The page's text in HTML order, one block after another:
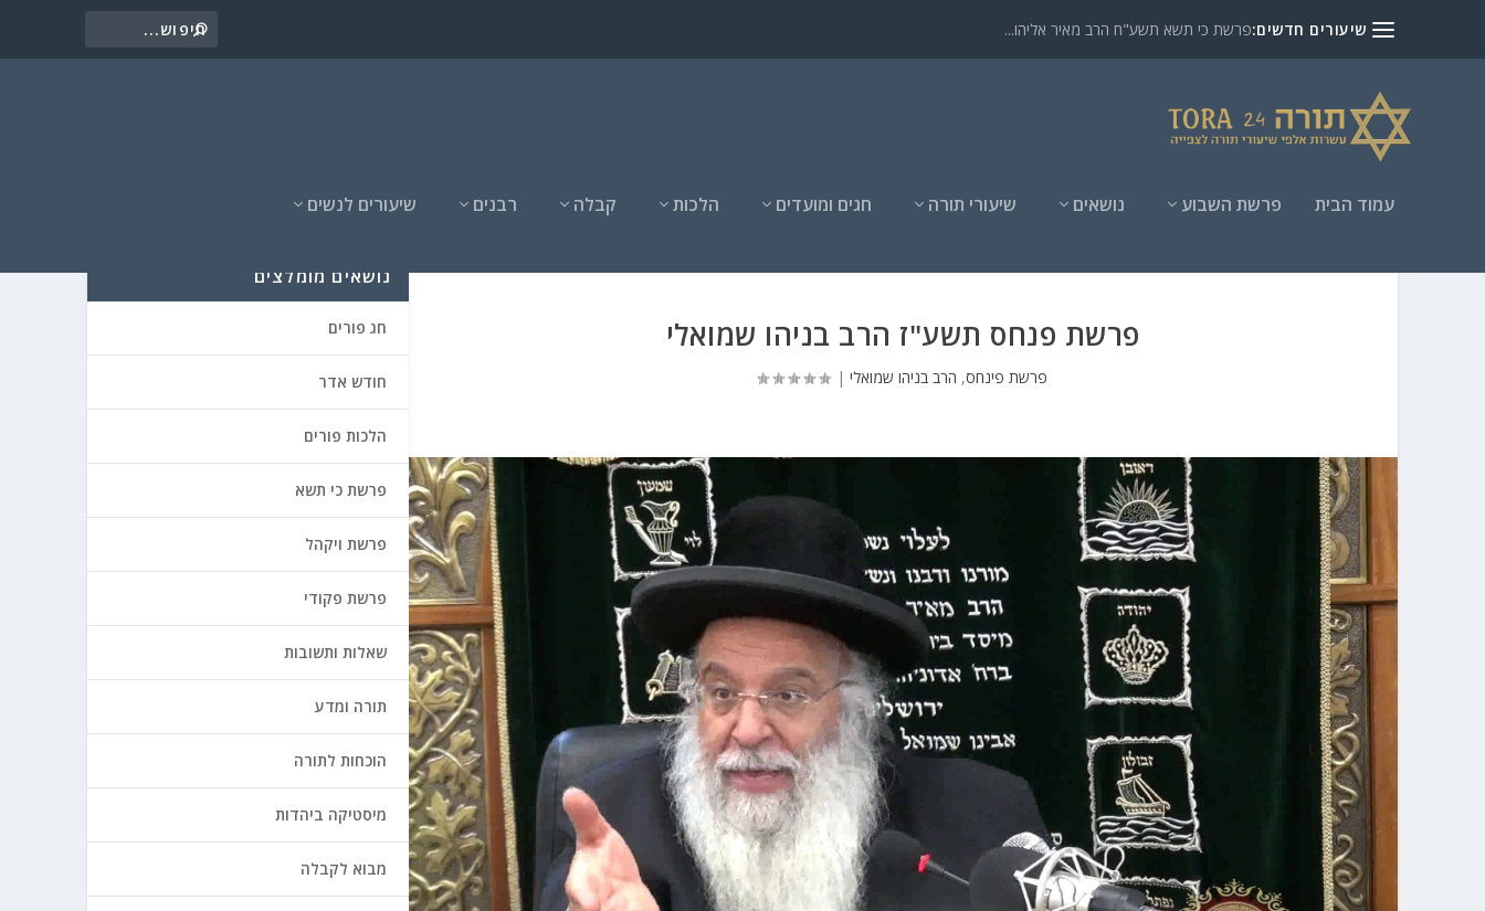
שיעורים חדשים:פרשת כי תשא תשע"ח הרב מאיר אליהו...
עמוד הבית פרשת השבוע נושאים שיעורי תורה חגים ומועדים הלכות קבלה רבנים שיעורים לנשים
פרשת פנחס תשע"ז הרב בניהו שמואלי
פרשת פינחס, הרב בניהו שמואלי |
נושאים מומלצים
חג פורים
חודש אדר
הלכות פורים
פרשת כי תשא
פרשת ויקהל
פרשת פקודי
שאלות ותשובות
תורה ומדע
הוכחות לתורה
מיסטיקה ביהדות
מבוא לקבלה